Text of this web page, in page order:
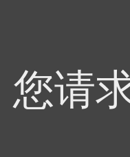
您请